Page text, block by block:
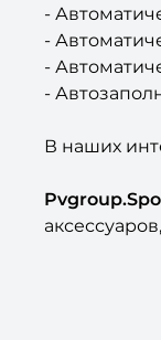
-
-
-
-
В наших